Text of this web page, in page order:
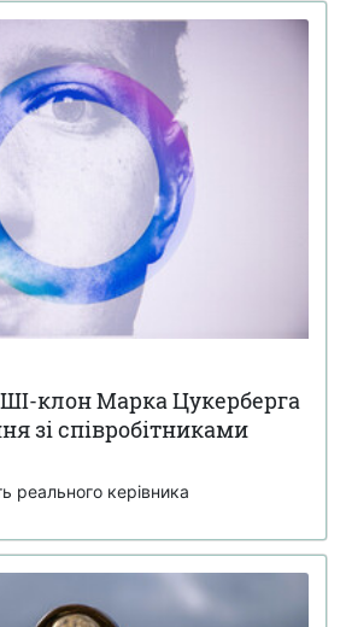
клон Марка Цукерберга
зі співробітниками
реального керівника